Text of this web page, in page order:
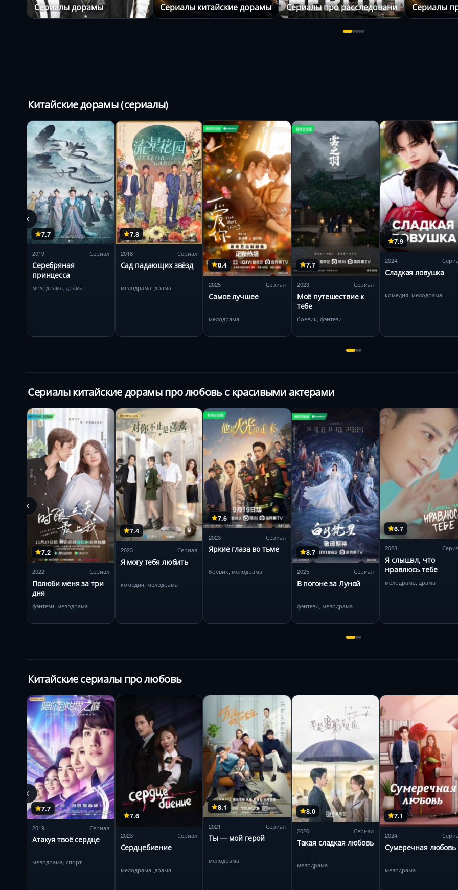
Сериалы дорамы Сериалы китайские дорамы про любовь с красивыми актерами
Сериалы про расследования Сериалы
Китайские дорамы (сериалы)
7.7
2019 Сериал
Серебряная
принцесса
мелодрама, драма
7.8
2018 Сериал
Сад падающих звёзд
мелодрама, драма
8.4
2025 Сериал
Самое лучшее
мелодрама
7.7
2023 Сериал
Моё путешествие к
тебе
боевик, фэнтези
7.9
2024
Сладкая ловушка
комедия, мелодрама
Сериалы китайские дорамы про любовь с красивыми актерами
7.2
2022 Сериал
Полюби меня за три
дня
фэнтези, мелодрама
7.4
2023 Сериал
Я могу тебя любить
комедия, мелодрама
7.6
2023 Сериал
Яркие глаза во тьме
боевик, мелодрама
8.7
2025 Сериал
В погоне за Луной
фэнтези, мелодрама
6.7
2023
Я слышал, что
нравлюсь тебе
мелодрама, драма
Китайские сериалы про любовь
7.7
2019 Сериал
Атакуя твоё сердце
мелодрама, спорт
7.6
2023 Сериал
Сердцебиение
мелодрама, драма
8.1
2021 Сериал
Ты — мой герой
мелодрама
8.0
2020 Сериал
Такая сладкая любовь
мелодрама
7.1
2024
Сумеречная любовь
мелодрама